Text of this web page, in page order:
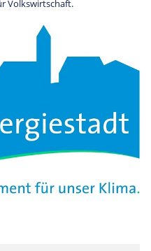
Volkswirtschaft.